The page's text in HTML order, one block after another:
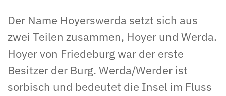
Der Name Hoyerswerda setzt sich aus
zwei Teilen zusammen, Hoyer und Werda.
Hoyer von Friedeburg war der erste
Besitzer der Burg. Werda/Werder ist
sorbisch und bedeutet die Insel im Fluss